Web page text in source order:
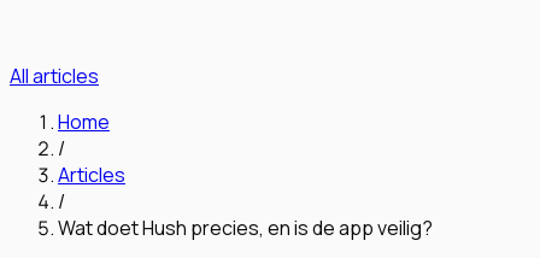
All articles
Home
/
Articles
/
Wat doet Hush precies, en is de app veilig?